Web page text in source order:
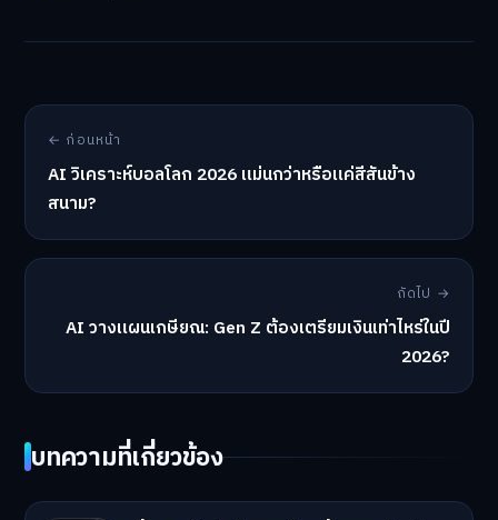
← ก่อนหน้า
AI วิเคราะห์บอลโลก 2026 แม่นกว่าหรือแค่สีสันข้าง
สนาม?
ถัดไป →
AI วางแผนเกษียณ: Gen Z ต้องเตรียมเงินเท่าไหร่ในปี
2026?
บทความที่เกี่ยวข้อง